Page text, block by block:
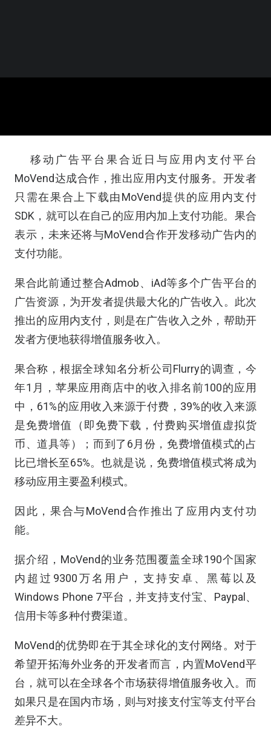
移动广告平台果合近日与应用内支付平台
MoVend达成合作，推出应用内支付服务。开发者
只需在果合上下载由MoVend提供的应用内支付
SDK，就可以在自己的应用内加上支付功能。果合
表示，未来还将与MoVend合作开发移动广告内的
支付功能。
果合此前通过整合Admob、iAd等多个广告平台的
广告资源，为开发者提供最大化的广告收入。此次
推出的应用内支付，则是在广告收入之外，帮助开
发者方便地获得增值服务收入。
果合称，根据全球知名分析公司Flurry的调查，今
年1月，苹果应用商店中的收入排名前100的应用
中，61%的应用收入来源于付费，39%的收入来源
是免费增值（即免费下载，付费购买增值虚拟货
币、道具等）；而到了6月份，免费增值模式的占
比已增长至65%。也就是说，免费增值模式将成为
移动应用主要盈利模式。
因此，果合与MoVend合作推出了应用内支付功
能。
据介绍，MoVend的业务范围覆盖全球190个国家
内超过9300万名用户，支持安卓、黑莓以及
Windows Phone 7平台，并支持支付宝、Paypal、
信用卡等多种付费渠道。
MoVend的优势即在于其全球化的支付网络。对于
希望开拓海外业务的开发者而言，内置MoVend平
台，就可以在全球各个市场获得增值服务收入。而
如果只是在国内市场，则与对接支付宝等支付平台
差异不大。